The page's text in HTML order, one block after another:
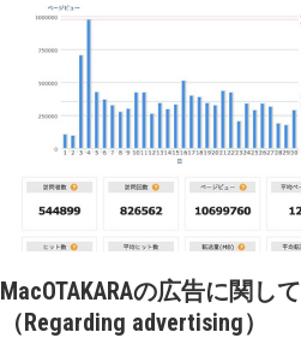
MacOTAKARAの広告に関して
（Regarding advertising）